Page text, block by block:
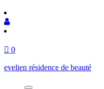
0
evelien résidence de beauté